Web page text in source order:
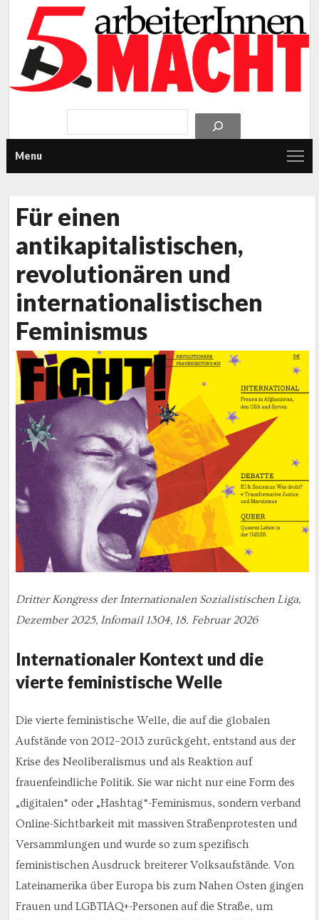
Menu
Für einen
antikapitalistischen,
revolutionären und
internationalistischen
Feminismus
Dritter Kongress der Internationalen Sozialistischen Liga,
Dezember 2025, Infomail 1304, 18. Februar 2026
Internationaler Kontext und die
vierte feministische Welle
Die vierte feministische Welle, die auf die globalen
Aufstände von 2012–2013 zurückgeht, entstand aus der
Krise des Neoliberalismus und als Reaktion auf
frauenfeindliche Politik. Sie war nicht nur eine Form des
„digitalen“ oder „Hashtag“-Feminismus, sondern verband
Online-Sichtbarkeit mit massiven Straßenprotesten und
Versammlungen und wurde so zum spezifisch
feministischen Ausdruck breiterer Volksaufstände. Von
Lateinamerika über Europa bis zum Nahen Osten gingen
Frauen und LGBTIAQ+-Personen auf die Straße, um